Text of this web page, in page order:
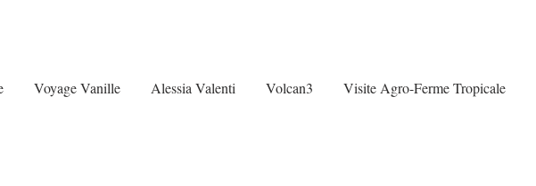
Voyage Vanille Alessia Valenti Volcan3 Visite Agro-Ferme Tropicale